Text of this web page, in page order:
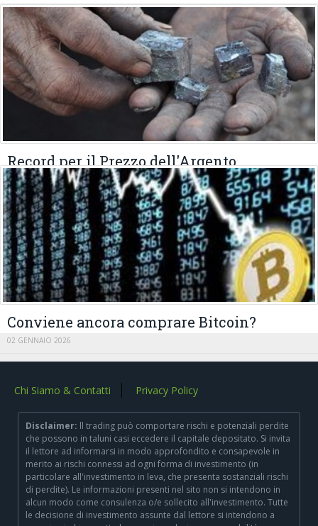
Record per il Prezzo dell'Argento
19 GENNAIO 2026
Conviene ancora comprare Bitcoin?
02 GENNAIO 2026
Chi Siamo & Contatti Privacy Policy
Disclaimer: ll trading può comportare rischi e potenziali perdite
che possono in taluni casi eccedere il capitale depositato. Si invita
il lettore ad informarsi in modo approfondito e consapevole in
merito ai rischi connessi ad ogni forma di investimento (in
particolare all'investimento in leva, che presenta sostanziali rischi
di perdite). Le informazioni presenti nel sito non si intendono in
alcun modo come consulenza o/e sollecito all'investimento. Tutte
le decisione di investimento assunte dal lettore si intendono a